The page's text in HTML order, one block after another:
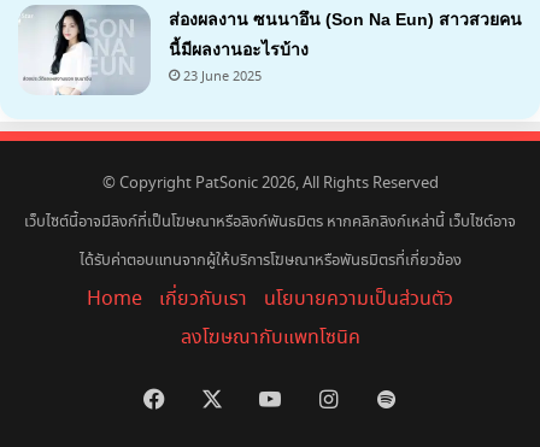
ส่องผลงาน ซนนาอึน (Son Na Eun) สาวสวยคน
นี้มีผลงานอะไรบ้าง
23 June 2025
© Copyright PatSonic 2026, All Rights Reserved
เว็บไซต์นี้อาจมีลิงก์ที่เป็นโฆษณาหรือลิงก์พันธมิตร หากคลิกลิงก์เหล่านี้ เว็บไซต์อาจ
ได้รับค่าตอบแทนจากผู้ให้บริการโฆษณาหรือพันธมิตรที่เกี่ยวข้อง
Home เกี่ยวกับเรา
นโยบายความเป็นส่วนตัว
ลงโฆษณากับแพทโซนิค
Facebook YouTubeInstagram
Spotify